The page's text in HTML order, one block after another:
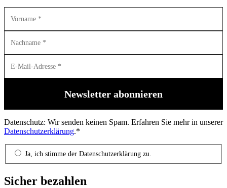
Datenschutz: Wir senden keinen Spam. Erfahren Sie mehr in unserer
Datenschutzerklärung.*
Ja, ich stimme der Datenschutzerklärung zu.
Sicher bezahlen